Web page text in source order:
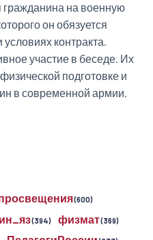
гражданина на военную
он обязуется
контракта.
участие в беседе. Их
подготовке и
в современной армии.
(600)
ин_яз(394) физмат(369)